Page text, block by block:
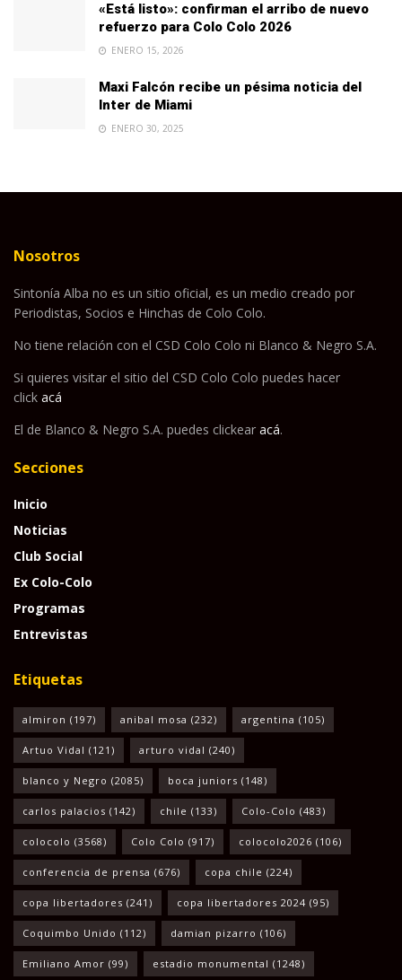
«Está listo»: confirman el arribo de nuevo
refuerzo para Colo Colo 2026
ENERO 15, 2026
Maxi Falcón recibe un pésima noticia del
Inter de Miami
ENERO 30, 2025
Nosotros
Sintonía Alba no es un sitio oficial, es un medio creado por
Periodistas, Socios e Hinchas de Colo Colo.
No tiene relación con el CSD Colo Colo ni Blanco & Negro S.A.
Si quieres visitar el sitio del CSD Colo Colo puedes hacer
click acá
El de Blanco & Negro S.A. puedes clickear acá.
Secciones
Inicio
Noticias
Club Social
Ex Colo-Colo
Programas
Entrevistas
Etiquetas
almiron (197) anibal mosa (232) argentina (105)
Artuo Vidal (121) arturo vidal (240)
blanco y Negro (2085) boca juniors (148)
carlos palacios (142) chile (133) Colo-Colo (483)
colocolo (3568) Colo Colo (917) colocolo2026 (106)
conferencia de prensa (676) copa chile (224)
copa libertadores (241) copa libertadores 2024 (95)
Coquimbo Unido (112) damian pizarro (106)
Emiliano Amor (99) estadio monumental (1248)